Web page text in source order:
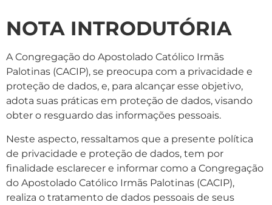
NOTA INTRODUTÓRIA
A Congregação do Apostolado Católico Irmãs
Palotinas (CACIP), se preocupa com a privacidade e
proteção de dados, e, para alcançar esse objetivo,
adota suas práticas em proteção de dados, visando
obter o resguardo das informações pessoais.
Neste aspecto, ressaltamos que a presente política
de privacidade e proteção de dados, tem por
finalidade esclarecer e informar como a Congregação
do Apostolado Católico Irmãs Palotinas (CACIP),
realiza o tratamento de dados pessoais de seus